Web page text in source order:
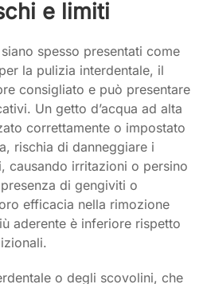
e limiti
spesso presentati come
la pulizia interdentale, il
consigliato e può presentare
Un getto d’acqua ad alta
correttamente o impostato
rischia di danneggiare i
causando irritazioni o persino
di gengiviti o
efficacia nella rimozione
aderente è inferiore rispetto
o degli scovolini, che